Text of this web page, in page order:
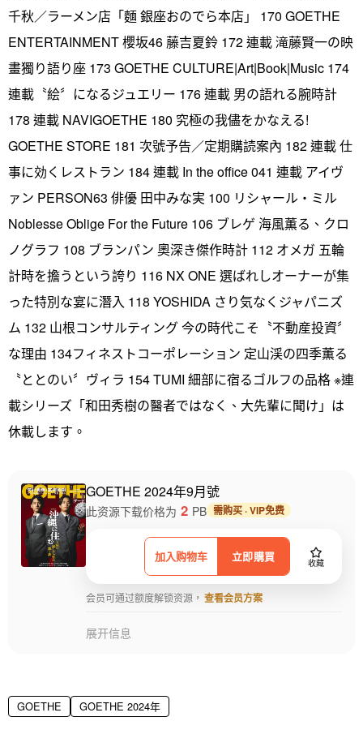
千秋／ラーメン店「麵 銀座おのでら本店」 170 GOETHE
ENTERTAINMENT 櫻坂46 藤吉夏鈴 172 連載 滝藤賢一の映
畫獨り語り座 173 GOETHE CULTURE|Art|Book|Music 174
連載〝絵〞になるジュエリー 176 連載 男の語れる腕時計
178 連載 NAVIGOETHE 180 究極の我儘をかなえる!
GOETHE STORE 181 次號予告／定期購読案內 182 連載 仕
事に効くレストラン 184 連載 In the office 041 連載 アイヴ
ァン PERSON63 俳優 田中みな実 100 リシャール・ミル
Noblesse Oblige For the Future 106 ブレゲ 海風薫る、クロ
ノグラフ 108 ブランパン 奧深き傑作時計 112 オメガ 五輪
計時を擔うという誇り 116 NX ONE 選ばれしオーナーが集
った特別な宴に潛入 118 YOSHIDA さり気なくジャパニズ
ム 132 山根コンサルティング 今の時代こそ〝不動産投資〞
な理由 134フィネストコーポレーション 定山渓の四季薫る
〝ととのい〞ヴィラ 154 TUMI 細部に宿るゴルフの品格 ※連
載シリーズ「和田秀樹の醫者ではなく、大先輩に聞け」は
休載します。
GOETHE 2024年9月號
加入购物车 立即購買 收藏
此资源下载价格为 2 PB 需购买 · VIP免费
会员可通过额度解锁资源， 查看会员方案
展开信息
GOETHE GOETHE 2024年